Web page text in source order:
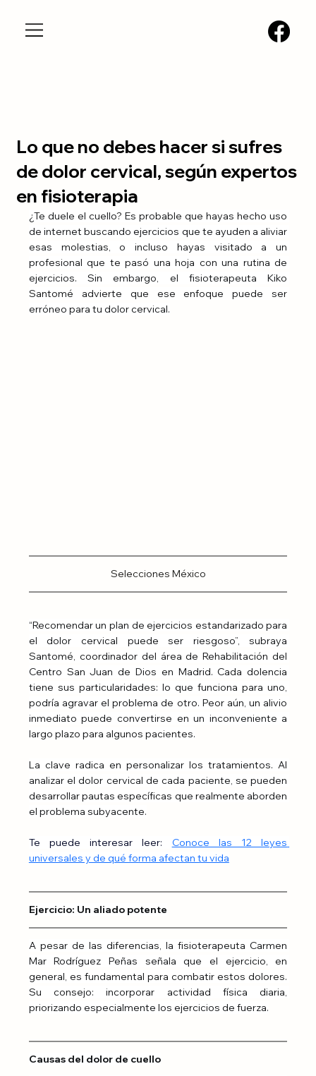
Lo que no debes hacer si sufres
de dolor cervical, según expertos
en fisioterapia
¿Te duele el cuello? Es probable que hayas hecho uso
de internet buscando ejercicios que te ayuden a aliviar
esas molestias, o incluso hayas visitado a un
profesional que te pasó una hoja con una rutina de
ejercicios. Sin embargo, el fisioterapeuta Kiko
Santomé advierte que ese enfoque puede ser
erróneo para tu dolor cervical.
Selecciones México
“Recomendar un plan de ejercicios estandarizado para
el dolor cervical puede ser riesgoso”, subraya
Santomé, coordinador del área de Rehabilitación del
Centro San Juan de Dios en Madrid. Cada dolencia
tiene sus particularidades: lo que funciona para uno,
podría agravar el problema de otro. Peor aún, un alivio
inmediato puede convertirse en un inconveniente a
largo plazo para algunos pacientes.
La clave radica en personalizar los tratamientos. Al
analizar el dolor cervical de cada paciente, se pueden
desarrollar pautas específicas que realmente aborden
el problema subyacente.
Te puede interesar leer:
Conoce las 12 leyes
universales y de qué forma afectan tu vida
Ejercicio: Un aliado potente
A pesar de las diferencias, la fisioterapeuta Carmen
Mar Rodríguez Peñas señala que el ejercicio, en
general, es fundamental para combatir estos dolores.
Su consejo: incorporar actividad física diaria,
priorizando especialmente los ejercicios de fuerza.
Causas del dolor de cuello